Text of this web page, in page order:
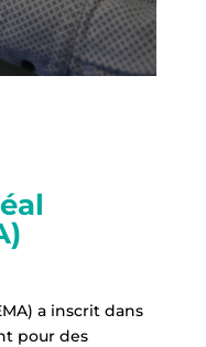
a inscrit dans
pour des